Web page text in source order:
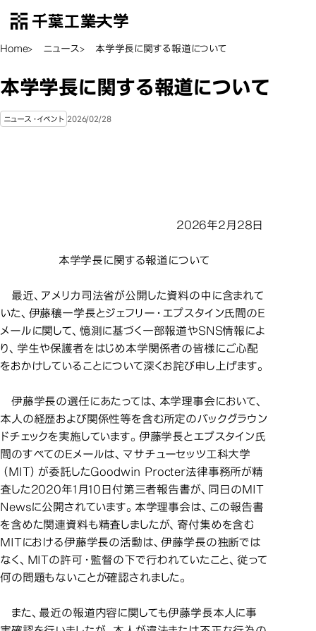
千葉工業大学
Open Menu
Home ニュース 本学学長に関する報道について
本学学長に関する報道について
ニュース・イベント 2026/02/28
2026年2月28日
本学学長に関する報道について
最近、アメリカ司法省が公開した資料の中に含まれて
いた、伊藤穰一学長とジェフリー・エプスタイン氏間のE
メールに関して、憶測に基づく一部報道やSNS情報によ
り、学生や保護者をはじめ本学関係者の皆様にご心配
をおかけしていることについて深くお詫び申し上げます。
伊藤学長の選任にあたっては、本学理事会において、
本人の経歴および関係性等を含む所定のバックグラウン
ドチェックを実施しています。伊藤学長とエプスタイン氏
間のすべてのEメールは、マサチューセッツ工科大学
（MIT）が委託したGoodwin Procter法律事務所が精
査した2020年1月10日付第三者報告書が、同日のMIT
Newsに公開されています。本学理事会は、この報告書
を含めた関連資料も精査しましたが、寄付集めを含む
MITにおける伊藤学長の活動は、伊藤学長の独断では
なく、MITの許可・監督の下で行われていたこと、従って
何の問題もないことが確認されました。
また、最近の報道内容に関しても伊藤学長本人に事